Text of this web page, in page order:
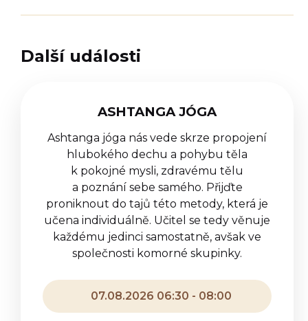
Další události
ASHTANGA JÓGA
Ashtanga jóga nás vede skrze propojení
hlubokého dechu a pohybu těla
k pokojné mysli, zdravému tělu
a poznání sebe samého. Přijďte
proniknout do tajů této metody, která je
učena individuálně. Učitel se tedy věnuje
každému jedinci samostatně, avšak ve
společnosti komorné skupinky.
07.08.2026 06:30 - 08:00